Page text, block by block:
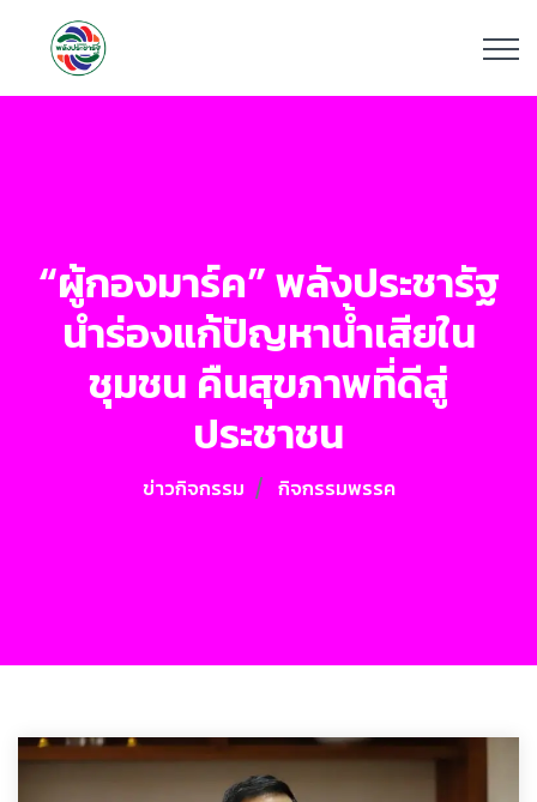
“ผู้กองมาร์ค” พลังประชารัฐ
นำร่องแก้ปัญหาน้ำเสียใน
ชุมชน คืนสุขภาพที่ดีสู่
ประชาชน
ข่าวกิจกรรม กิจกรรมพรรค